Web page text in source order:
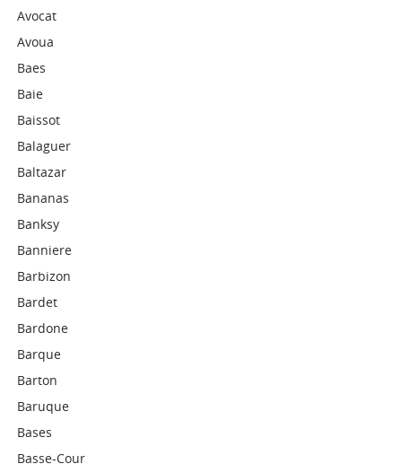
Avocat
Avoua
Baes
Baie
Baissot
Balaguer
Baltazar
Bananas
Banksy
Banniere
Barbizon
Bardet
Bardone
Barque
Barton
Baruque
Bases
Basse-Cour